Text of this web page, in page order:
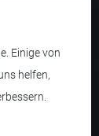
Einige von
helfen,